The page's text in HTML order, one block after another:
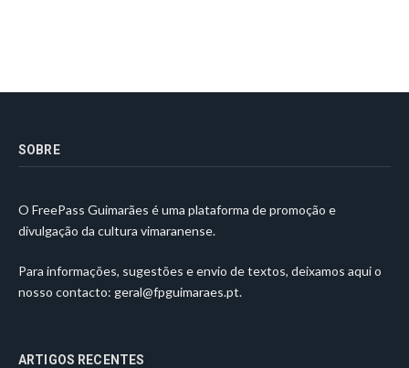
SOBRE
O FreePass Guimarães é uma plataforma de promoção e
divulgação da cultura vimaranense.
Para informações, sugestões e envio de textos, deixamos aqui o
nosso contacto: geral@fpguimaraes.pt.
ARTIGOS RECENTES